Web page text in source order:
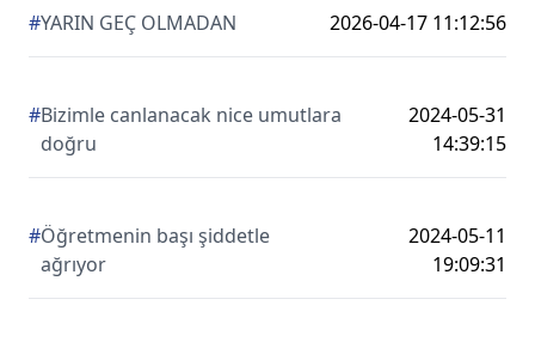
#YARIN GEÇ OLMADAN 2026-04-17 11:12:56
#Bizimle canlanacak nice umutlara
doğru
2024-05-31
14:39:15
#Öğretmenin başı şiddetle
ağrıyor
2024-05-11
19:09:31